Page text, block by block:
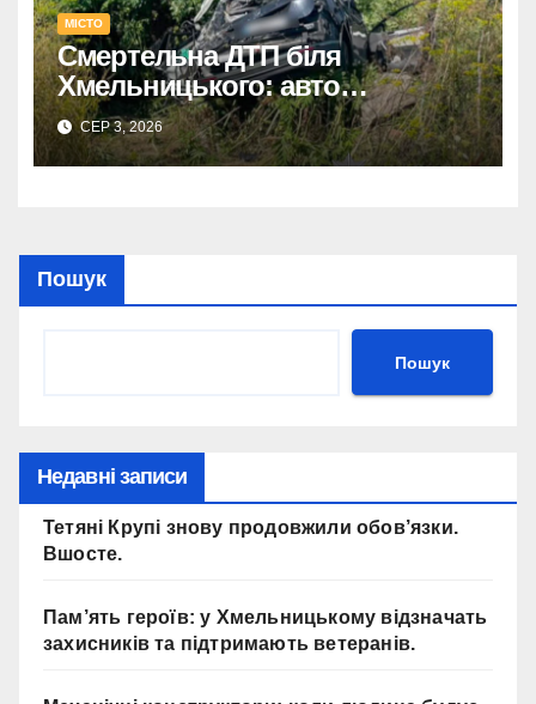
МІСТО
Смертельна ДТП біля
Хмельницького: авто
перекинулося, загинув водій,
травмовано його дружину.
СЕР 3, 2026
Пошук
Пошук
Недавні записи
Тетяні Крупі знову продовжили обов’язки.
Вшосте.
Пам’ять героїв: у Хмельницькому відзначать
захисників та підтримають ветеранів.